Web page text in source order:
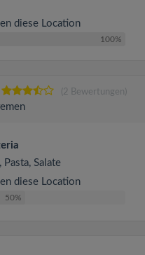
diese Location
100%
(2 Bewertungen)
Pasta, Salate
diese Location
50%